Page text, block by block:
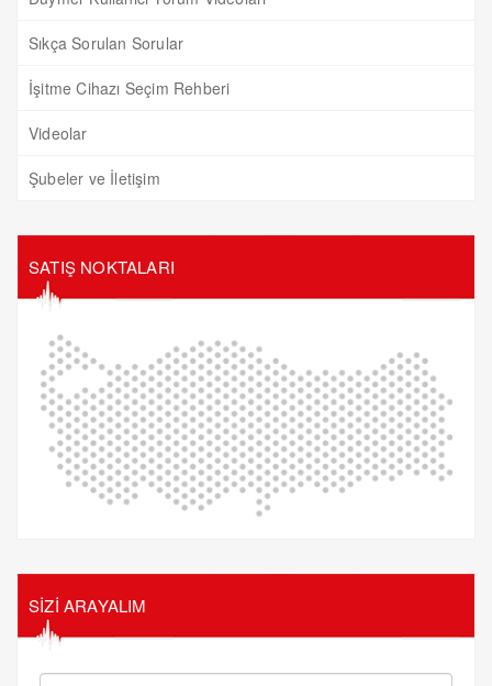
Sıkça Sorulan Sorular
İşitme Cihazı Seçim Rehberi
Videolar
Şubeler ve İletişim
SATIŞ NOKTALARI
SİZİ ARAYALIM